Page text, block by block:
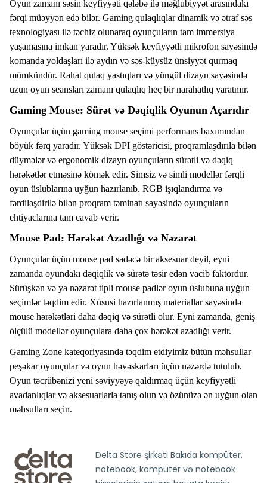
Oyun zamanı səsin keyfiyyəti qələbə ilə məğlubiyyət arasındakı
fərqi müəyyən edə bilər. Gaming qulaqlıqlar dinamik və ətraf səs
texnologiyası ilə təchiz olunaraq oyunçuların tam immersiya
yaşamasına imkan yaradır. Yüksək keyfiyyətli mikrofon sayəsində
komanda yoldaşları ilə aydın və səs-küysüz ünsiyyət qurmaq
mümkündür. Rahat qulaq yastıqları və yüngül dizayn sayəsində
uzun oyun seansları zamanı qulaqlıq heç bir narahatlıq yaratmır.
Gaming Mouse: Sürət və Dəqiqlik Oyunun Açarıdır
Oyunçular üçün gaming mouse seçimi performans baxımından
böyük fərq yaradır. Yüksək DPI göstəricisi, proqramlaşdırıla bilən
düymələr və ergonomik dizayn oyunçuların sürətli və dəqiq
hərəkətlər etməsinə kömək edir. Simsiz və simli modellər fərqli
oyun üslublarına uyğun hazırlanıb. RGB işıqlandırma və
fərdiləşdirilə bilən proqram təminatı sayəsində oyunçuların
ehtiyaclarına tam cavab verir.
Mouse Pad: Hərəkət Azadlığı və Nəzarət
Oyunçular üçün mouse pad sadəcə bir aksesuar deyil, eyni
zamanda oyundakı dəqiqlik və sürətə təsir edən vacib faktordur.
Sürüşkən və ya nəzarət tipli mouse padlər oyun üslubuna uyğun
seçimlər təqdim edir. Xüsusi hazırlanmış materiallar sayəsində
mouse hərəkətləri daha dəqiq və sürətli olur. Eyni zamanda, geniş
ölçülü modellər oyunçulara daha çox hərəkət azadlığı verir.
Gaming Zone kateqoriyasında təqdim etdiyimiz bütün məhsullar
peşəkar oyunçular və oyun həvəskarları üçün nəzərdə tutulub.
Oyun təcrübənizi yeni səviyyəyə qaldırmaq üçün keyfiyyətli
avadanlıqlar və aksesuarlarla tanış olun və özünüzə ən uyğun olan
məhsulları seçin.
Delta Store şirkəti Bakıda kompüter,
notebook, kompüter və notebook